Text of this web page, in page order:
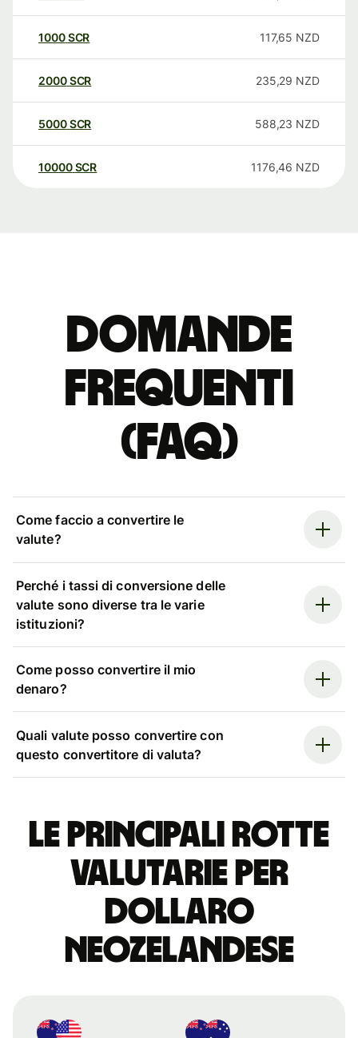
1000SCR 117,65 NZD
2000SCR 235,29 NZD
5000SCR 588,23 NZD
10000 SCR 1176,46 NZD
Domande
Frequenti
(FAQ)
Come faccio a convertire le
valute?
Perché i tassi di conversione delle
valute sono diverse tra le varie
istituzioni?
Come posso convertire il mio
denaro?
Quali valute posso convertire con
questo convertitore di valuta?
Le principali rotte
valutarie per
dollaro
neozelandese